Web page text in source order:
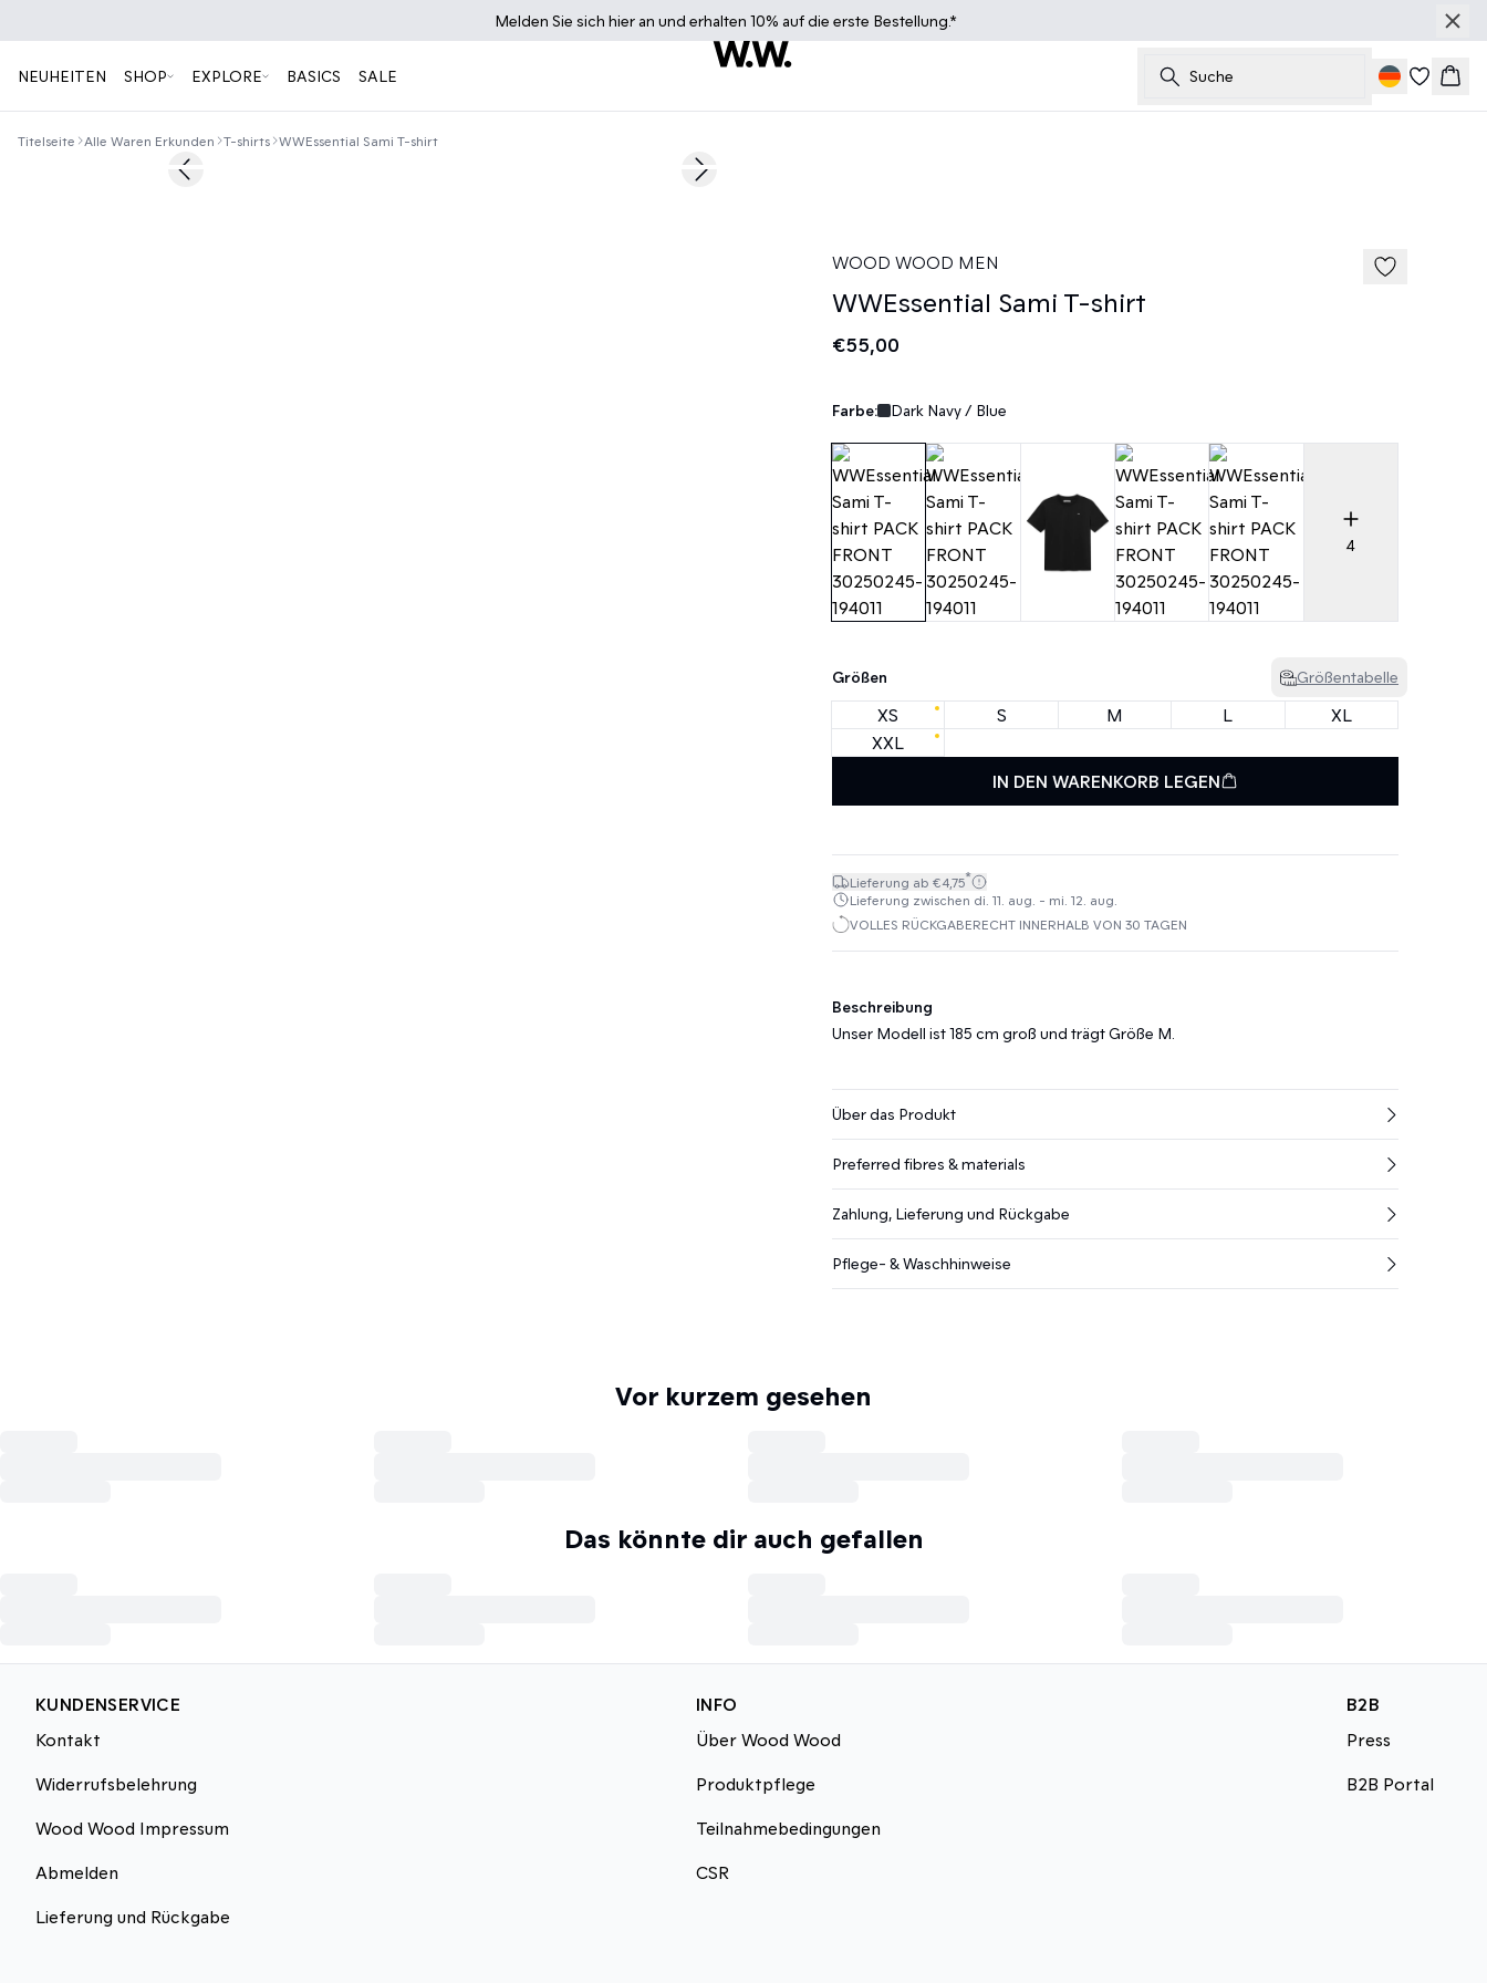
Melden Sie sich hier an und erhalten 10% auf die erste Bestellung.*
NEUHEITEN SHOP EXPLORE BASICS SALE Suche
Titelseite Alle Waren Erkunden T-shirts WWEssential Sami T-shirt
Previous slide Next slide
WOOD WOOD MEN
WWEssential Sami T-shirt
€55,00
Farbe: Dark Navy / Blue
4
Größen Größentabelle
XS S M L
XL
XXL
IN DEN WARENKORB LEGEN
Lieferung ab €4,75*
Lieferung zwischen di. 11. aug. - mi. 12. aug.
VOLLES RÜCKGABERECHT INNERHALB VON 30 TAGEN
Beschreibung
Unser Modell ist 185 cm groß und trägt Größe M.
Über das Produkt
Preferred fibres & materials
Zahlung, Lieferung und Rückgabe
Pflege- & Waschhinweise
Vor kurzem gesehen
Das könnte dir auch gefallen
KUNDENSERVICE
Kontakt
Widerrufsbelehrung
Wood Wood Impressum
Abmelden
Lieferung und Rückgabe
INFO
Über Wood Wood
Produktpflege
Teilnahmebedingungen
CSR
B2B
Press
B2B Portal